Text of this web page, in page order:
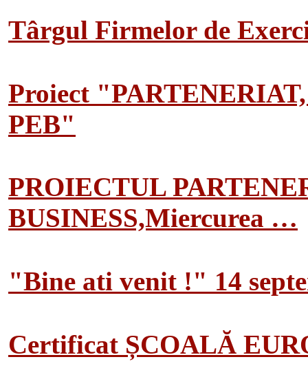
Târgul Firmelor de
Proiect
PEB"
PROIECTUL
BUSINESS,Miercurea …
"Bine ati venit !" 14
Certificat ȘCOALĂ